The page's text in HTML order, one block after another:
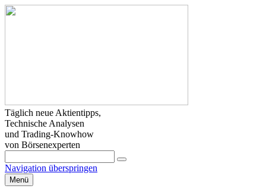
Täglich neue Aktientipps,
Technische Analysen
und Trading-Knowhow
von Börsenexperten
Navigation überspringen
Menü